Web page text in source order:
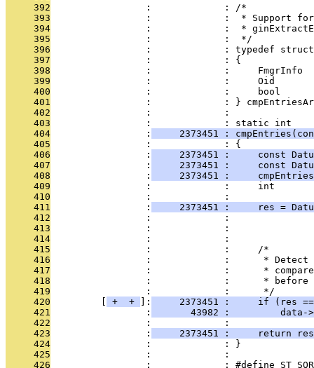
     392
                 :             : /*
     393
:             :  * Support
     394
:             :  *
     395
                 :             :  */
     396
                 :             : typedef struct
     397
                 :             : {
     398
:             :     FmgrInfo
     399
:             :     Oid
     400
:             :     bool
     401
:             : }
     402
                 :             :
     403
                 :             : static int
     404
                 :
2373451 :
     405
                 :             : {
     406
                 :
2373451 :     const
     407
                 :
2373451 :     const
     408
                 :
2373451 :
     409
:             :     int
     410
                 :             :
     411
                 :
2373451 :     res =
     412
:             :
     413
:             :
     414
                 :             :
     415
                 :             :     /*
     416
:             :      *
     417
:             :      *
     418
:             :      * before
     419
                 :             :      */
     420
+ + ]:
2373451 :     if (res
     421
                 :
43982 :         data-
     422
                 :             :
     423
                 :
2373451 :     return
     424
                 :             : }
     425
                 :             :
     426
:             : #define